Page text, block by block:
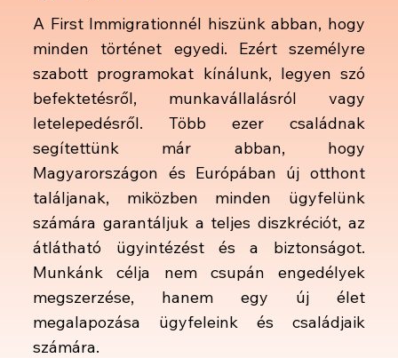
A First Immigrationnél hiszünk abban, hogy
minden történet egyedi. Ezért személyre
szabott programokat kínálunk, legyen szó
befektetésről, munkavállalásról vagy
letelepedésről. Több ezer családnak
segítettünk már abban, hogy
Magyarországon és Európában új otthont
találjanak, miközben minden ügyfelünk
számára garantáljuk a teljes diszkréciót, az
átlátható ügyintézést és a biztonságot.
Munkánk célja nem csupán engedélyek
megszerzése, hanem egy új élet
megalapozása ügyfeleink és családjaik
számára.